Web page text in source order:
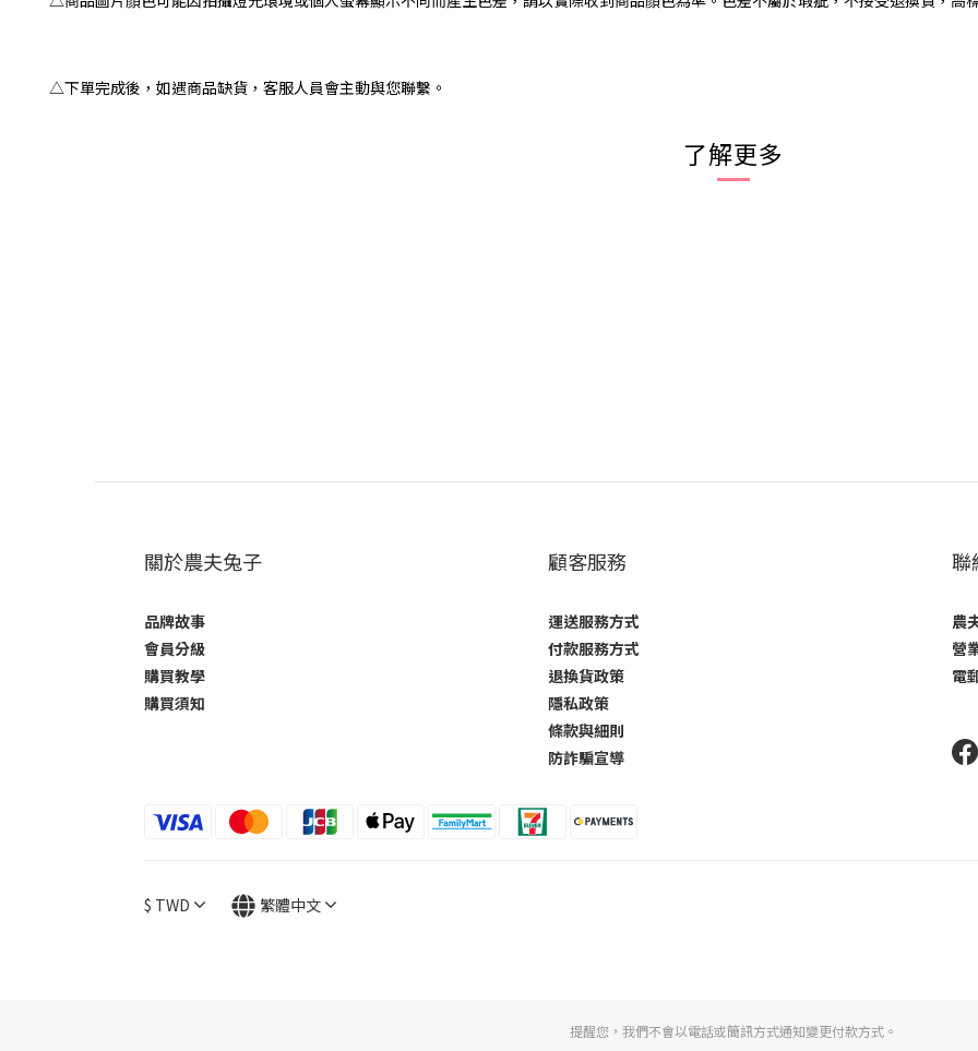
△下單完成後，如遇商品缺貨，客服人員會主動與您聯繫。
了解更多
關於農夫兔子
品牌故事
會員分級
購買教學
購買須知
顧客服務
運送服務方式
付款服務方式
退換貨政策
隱私政策
條款與細則
防詐騙宣導
聯
農
營
電
$ TWD 繁體中文
提醒您，我們不會以電話或簡訊方式通知變更付款方式。